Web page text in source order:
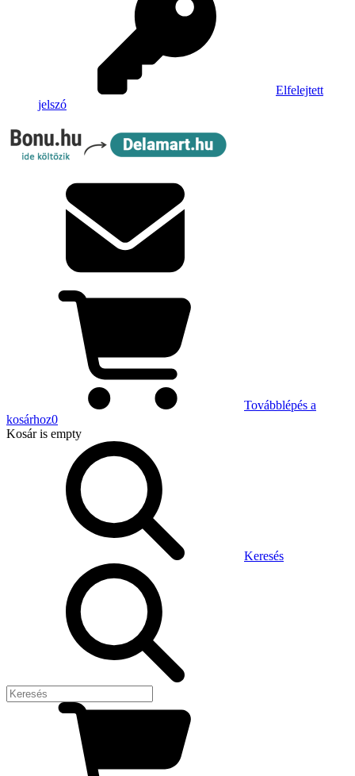
Elfelejtett
jelszó
Továbblépés a
kosárhoz0
Kosáris empty
Keresés